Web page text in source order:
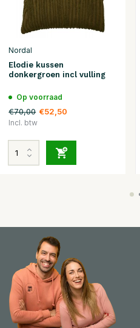
Nordal
Elodie kussen
donkergroen incl vulling
Op voorraad
€70,00 €52,50
Incl. btw